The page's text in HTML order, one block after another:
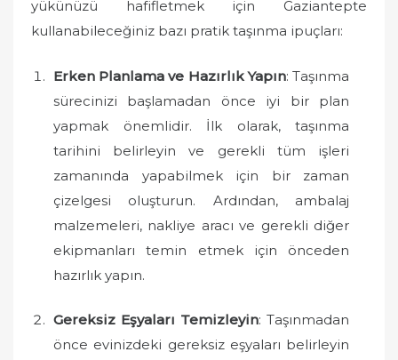
yükünüzü hafifletmek için Gaziantepte
kullanabileceğiniz bazı pratik taşınma ipuçları:
Erken Planlama ve Hazırlık Yapın: Taşınma
sürecinizi başlamadan önce iyi bir plan
yapmak önemlidir. İlk olarak, taşınma
tarihini belirleyin ve gerekli tüm işleri
zamanında yapabilmek için bir zaman
çizelgesi oluşturun. Ardından, ambalaj
malzemeleri, nakliye aracı ve gerekli diğer
ekipmanları temin etmek için önceden
hazırlık yapın.
Gereksiz Eşyaları Temizleyin: Taşınmadan
önce evinizdeki gereksiz eşyaları belirleyin